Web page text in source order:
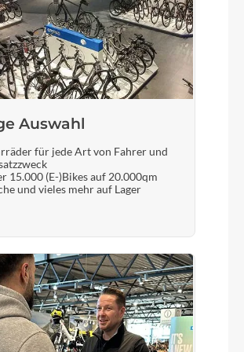
Motor
Unit Performance Line CX max.
100Nm (BDU38)
Kette
KMC e12
Rücklicht
Gewicht
27,9 kg
Scheinwerfer
Auswahl
für jede Art von Fahrer und
15.000 (E-)Bikes auf 20.000qm
und vieles mehr auf Lager